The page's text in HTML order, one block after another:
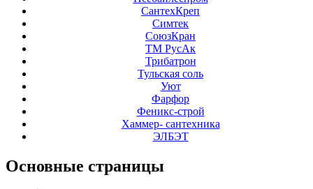
СантехКреп
Симтек
СоюзКран
ТМ РусАк
Трибатрон
Тульская соль
Уют
Фарфор
Феникс-строй
Хаммер- сантехника
ЭЛБЭТ
Основные страницы